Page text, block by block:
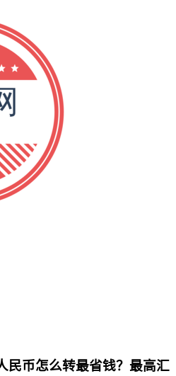
民币怎么转最省钱？最高汇